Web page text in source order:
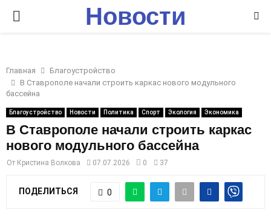
P
I
M
A
Новости
Главная
Благоустройство
В Ставрополе начали строить каркас нового модульного
бассейна
Благоустройство Новости Политика Спорт Экология Экономика
В Ставрополе начали строить каркас
нового модульного бассейна
От Кристина Волкова 07.07.2026 0 37
ПОДЕЛИТЬСЯ 0